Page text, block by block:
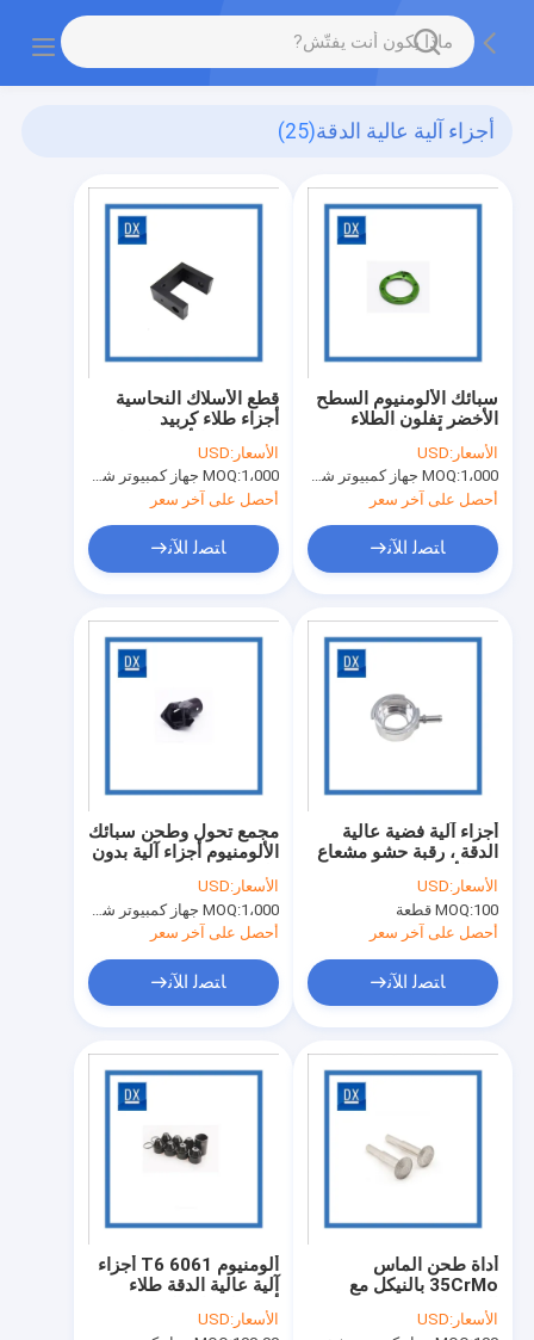
أجزاء آلية عالية الدقة(25)
قطع الأسلاك النحاسية
أجزاء طلاء كربيد
التنجستن الأسود ارتداء
مقاومة
الأسعار:USD
MOQ:1،000 جهاز كمبيوتر شخصى
أحصل على آخر سعر
ﺎﺘﺼﻟ ﺍﻶﻧ
سبائك الألومنيوم السطح
الأخضر تفلون الطلاء
تشكيله أجزاء للتخييم في
الهواء الطلق
الأسعار:USD
MOQ:1،000 جهاز كمبيوتر شخصى
أحصل على آخر سعر
ﺎﺘﺼﻟ ﺍﻶﻧ
مجمع تحول وطحن سبائك
الألومنيوم أجزاء آلية بدون
طيار
الأسعار:USD
MOQ:1،000 جهاز كمبيوتر شخصى
أحصل على آخر سعر
ﺎﺘﺼﻟ ﺍﻶﻧ
أجزاء آلية فضية عالية
الدقة ، رقبة حشو مشعاع
من الألومنيوم
الأسعار:USD
MOQ:100 قطعة
أحصل على آخر سعر
ﺎﺘﺼﻟ ﺍﻶﻧ
ألومنيوم 6061 T6 أجزاء
آلية عالية الدقة طلاء
أسود لحماية البيئة
الأسعار:USD
أداة طحن الماس
35CrMo بالنيكل مع
القصدير و CBN
الأسعار:USD